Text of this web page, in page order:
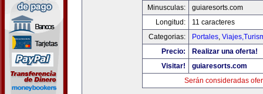
Minusculas:
guiaresorts.com
Longitud:
11 caracteres
Categorias:
Portales,
Precio:
Realizar una oferta!
Visitar!
guiaresorts.com
Serán consideradas